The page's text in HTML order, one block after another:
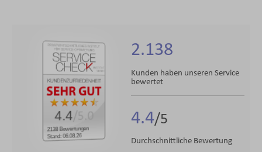
2138 Bewertungen
Stand: 06.08.26
4.4/5.0
2.138
Kunden haben unseren Service
bewertet
4.4
Durchschnittliche Bewertung